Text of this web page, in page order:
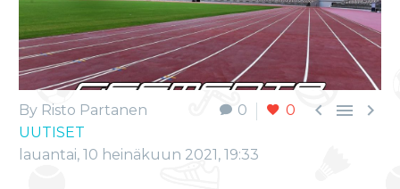
0 0   
By Risto Partanen
UUTISET
lauantai, 10 heinäkuun 2021, 19:33